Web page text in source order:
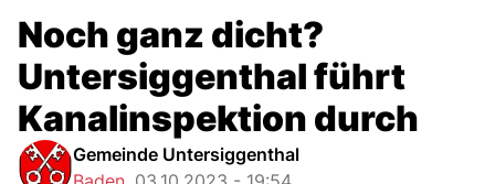
Noch ganz dicht?
Untersiggenthal führt
Kanalinspektion durch
Gemeinde Untersiggenthal